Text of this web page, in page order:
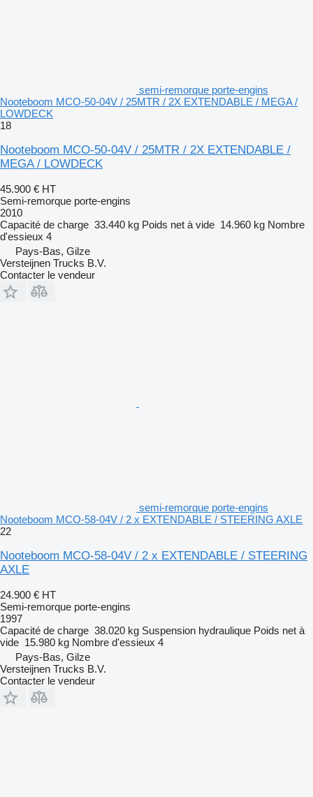
semi-remorque porte-engins
Nooteboom MCO-50-04V / 25MTR / 2X EXTENDABLE / MEGA /
LOWDECK
18
Nooteboom MCO-50-04V / 25MTR / 2X EXTENDABLE /
MEGA / LOWDECK
45.900 € HT
Semi-remorque porte-engins
2010
Capacité de charge 33.440 kg Poids net à vide 14.960 kg Nombre
d'essieux 4
Pays-Bas, Gilze
Versteijnen Trucks B.V.
Contacter le vendeur
semi-remorque porte-engins
Nooteboom MCO-58-04V / 2 x EXTENDABLE / STEERING AXLE
22
Nooteboom MCO-58-04V / 2 x EXTENDABLE / STEERING
AXLE
24.900 € HT
Semi-remorque porte-engins
1997
Capacité de charge 38.020 kg Suspension hydraulique Poids net à
vide 15.980 kg Nombre d'essieux 4
Pays-Bas, Gilze
Versteijnen Trucks B.V.
Contacter le vendeur